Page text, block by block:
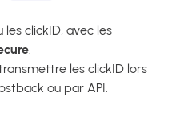
clickID, avec les
les clickID lors
ou par API.